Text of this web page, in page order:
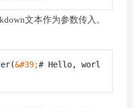
文本作为参数传入。
&#39;# Hello, worl